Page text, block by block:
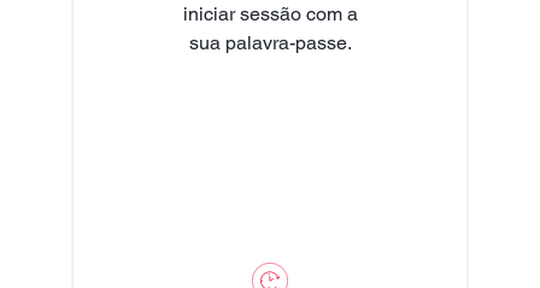
iniciar sessão com a
sua palavra-passe.